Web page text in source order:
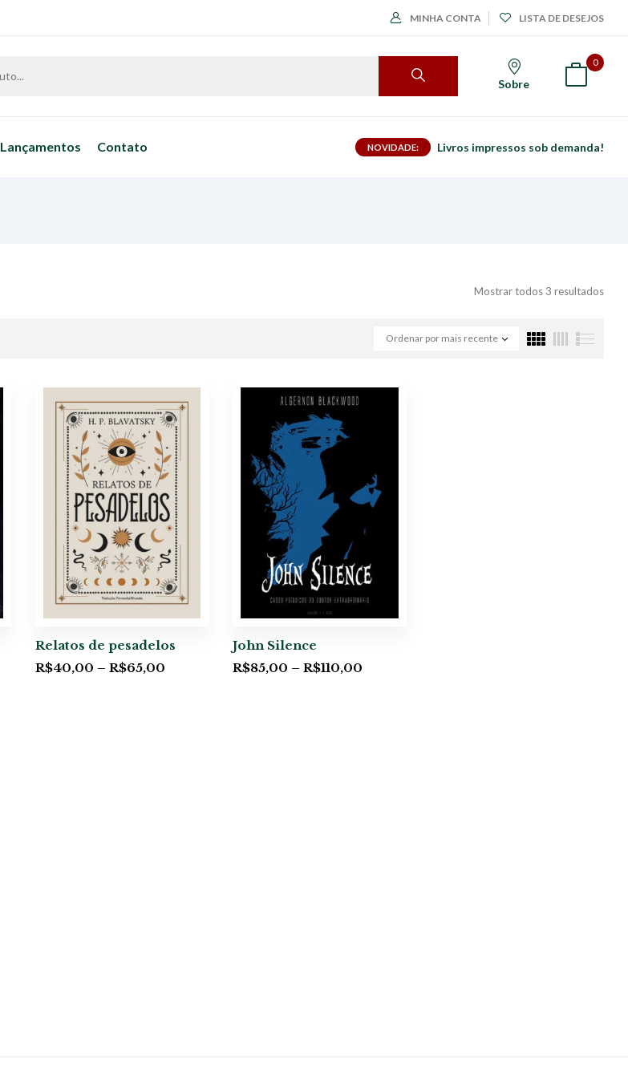
MINHA CONTA LISTA DE DESEJOS
Sobre
0
Lançamentos Contato NOVIDADE: Livros impressos sob demanda!
Mostrar todos 3 resultados
Ordenar por mais recente
Relatos de pesadelos
R$40,00 – R$65,00
John Silence
R$85,00 – R$110,00